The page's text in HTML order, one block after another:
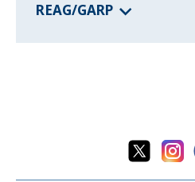
REAG/GARP